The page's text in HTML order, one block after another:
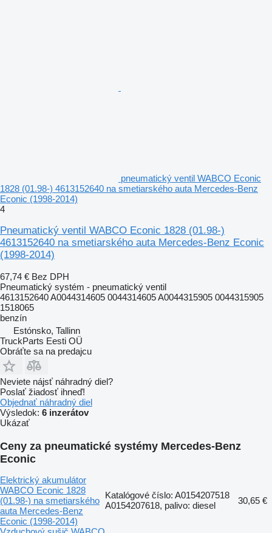
pneumatický ventil WABCO Econic
1828 (01.98-) 4613152640 na smetiarského auta Mercedes-Benz
Econic (1998-2014)
4
Pneumatický ventil WABCO Econic 1828 (01.98-)
4613152640 na smetiarského auta Mercedes-Benz Econic
(1998-2014)
67,74 € Bez DPH
Pneumatický systém - pneumatický ventil
4613152640 A0044314605 0044314605 A0044315905 0044315905
1518065
benzín
Estónsko, Tallinn
TruckParts Eesti OÜ
Obráťte sa na predajcu
Neviete nájsť náhradný diel?
Poslať žiadosť ihneď!
Objednať náhradný diel
Výsledok: 6 inzerátov
Ukázať
Ceny za pneumatické systémy Mercedes-Benz
Econic
Elektrický akumulátor
WABCO Econic 1828
(01.98-) na smetiarského
auta Mercedes-Benz
Econic (1998-2014)
Katalógové číslo: A0154207518
A0154207618, palivo: diesel
30,65 €